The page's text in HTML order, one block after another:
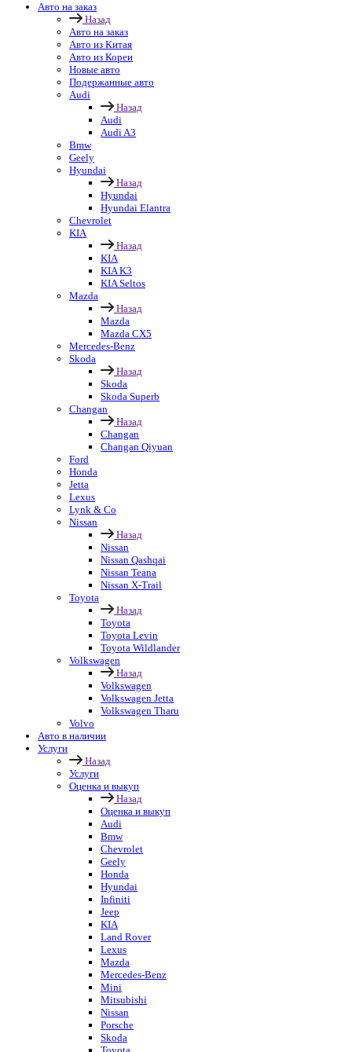
Авто на заказ
Назад
Авто на заказ
Авто из Китая
Авто из Кореи
Новые авто
Подержанные авто
Audi
Назад
Audi
Audi A3
Bmw
Geely
Hyundai
Назад
Hyundai
Hyundai Elantra
Chevrolet
KIA
Назад
KIA
KIA K3
KIA Seltos
Mazda
Назад
Mazda
Mazda CX5
Mercedes-Benz
Skoda
Назад
Skoda
Skoda Superb
Changan
Назад
Changan
Changan Qiyuan
Ford
Honda
Jetta
Lexus
Lynk & Co
Nissan
Назад
Nissan
Nissan Qashqai
Nissan Teana
Nissan X-Trail
Toyota
Назад
Toyota
Toyota Levin
Toyota Wildlander
Volkswagen
Назад
Volkswagen
Volkswagen Jetta
Volkswagen Tharu
Volvo
Авто в наличии
Услуги
Назад
Услуги
Оценка и выкуп
Назад
Оценка и выкуп
Audi
Bmw
Chevrolet
Geely
Honda
Hyundai
Infiniti
Jeep
KIA
Land Rover
Lexus
Mazda
Mercedes-Benz
Mini
Mitsubishi
Nissan
Porsche
Skoda